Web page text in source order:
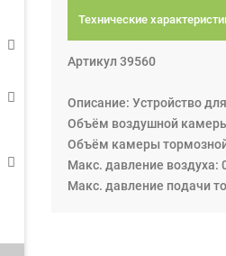
Технические
Артикул 39560
Описание: Устройство
Объём воздушной
Объём камеры
Макс. давление воздуха:
Макс. давление подачи